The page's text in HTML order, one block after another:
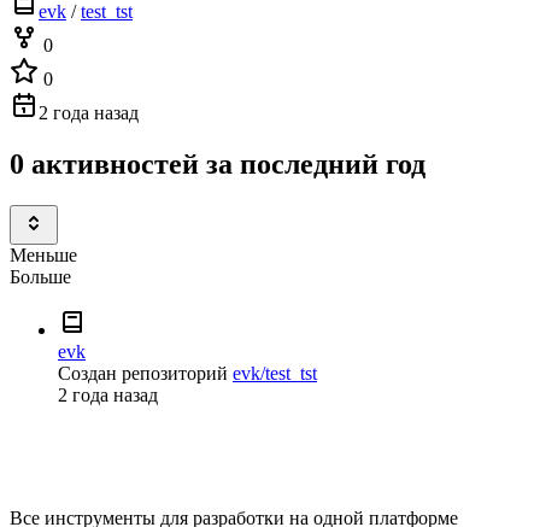
evk /test_tst
0
0
2 года назад
0 активностей за последний год
Меньше
Больше
evk
Создан репозиторий evk/test_tst
2 года назад
Все инструменты для разработки на одной платформе